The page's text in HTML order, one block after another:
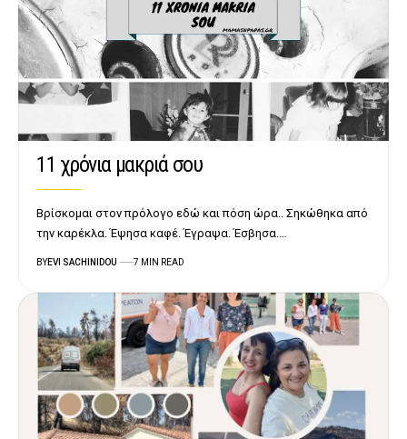
11 χρόνια μακριά σου
Βρίσκομαι στον πρόλογο εδώ και πόση ώρα.. Σηκώθηκα από
την καρέκλα. Έψησα καφέ. Έγραψα. Έσβησα.…
BYEVI SACHINIDOU 7 MIN READ